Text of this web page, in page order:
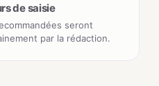
de saisie
seront
par la rédaction.